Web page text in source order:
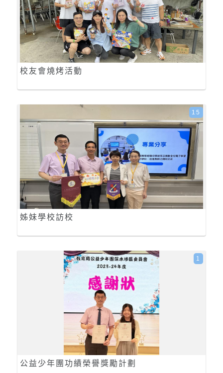
校友會燒烤活動
姊妹學校訪校
15
公益少年團功績榮譽獎勵計劃
1